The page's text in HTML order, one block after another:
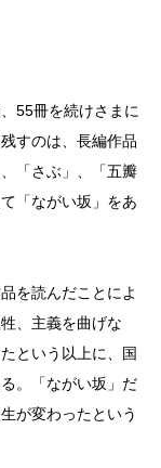
55冊を続けさまに
すのは、長編作品
「さぶ」、「五瓣
「ながい坂」をあ
を読んだことによ
、主義を曲げな
という以上に、国
。「ながい坂」だ
が変わったという